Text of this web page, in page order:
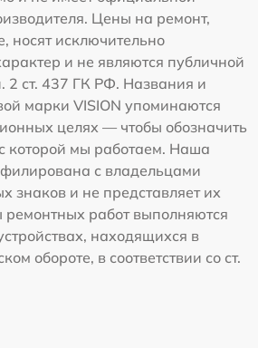
Цены на ремонт,
носят исключительно
и не являются публичной
2 ст. 437 ГК РФ. Названия и
марки VISION упоминаются
целях — чтобы обозначить
которой мы работаем. Наша
с владельцами
знаков и не представляет их
ремонтных работ выполняются
находящихся в
обороте, в соответствии со ст.